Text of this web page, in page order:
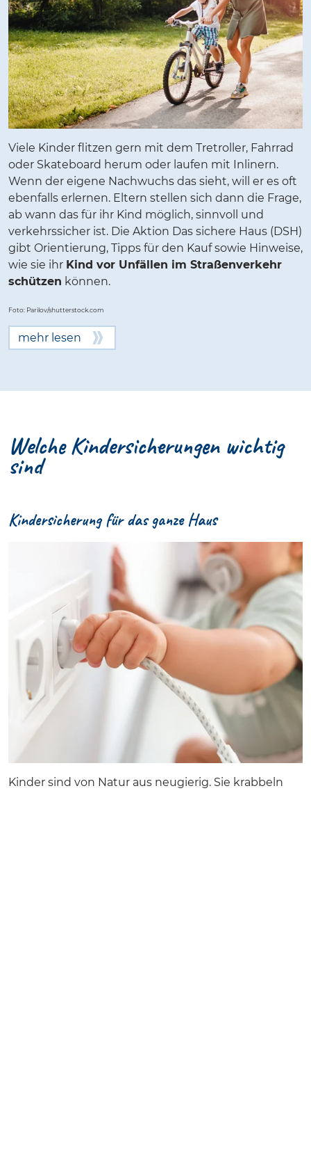
Viele Kinder flitzen gern mit dem Tretroller, Fahrrad
oder Skateboard herum oder laufen mit Inlinern.
Wenn der eigene Nachwuchs das sieht, will er es oft
ebenfalls erlernen. Eltern stellen sich dann die Frage,
ab wann das für ihr Kind möglich, sinnvoll und
verkehrssicher ist. Die Aktion Das sichere Haus (DSH)
gibt Orientierung, Tipps für den Kauf sowie Hinweise,
wie sie ihr Kind vor Unfällen im Straßenverkehr
schützen können.
Foto: Parilov/shutterstock.com
mehr lesen
Welche Kindersicherungen wichtig
sind
Kindersicherung für das ganze Haus
Kinder sind von Natur aus neugierig. Sie krabbeln